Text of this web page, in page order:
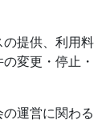
提供、利用料
変更・停止・
運営に関わる